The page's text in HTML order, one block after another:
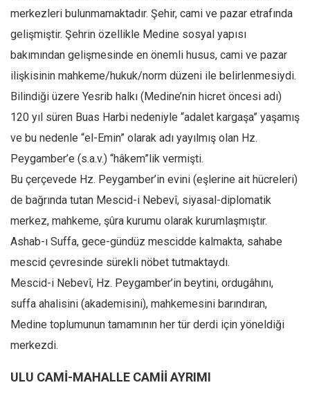
YouTube
Editörden
Mahmut Toptaş
Yvonne Ridley
Barış Tarımcıoğlu
Ömer Kayani
Yusuf Armağan
Hasanali Yıldırım
Leyla Şerif Emin
Selçuk Türkyılmaz
Amina S. Jenenkovic
Esra Elönü
merkezleri bulunmamaktadır. Şehir, cami ve pazar etrafında
gelişmiştir. Şehrin özellikle Medine sosyal yapısı
bakımından gelişmesinde en önemli husus, cami ve pazar
ilişkisinin mahkeme/hukuk/norm düzeni ile belirlenmesiydi.
Bilindiği üzere Yesrib halkı (Medine’nin hicret öncesi adı)
120 yıl süren Buas Harbi nedeniyle “adalet kargaşa” yaşamış
ve bu nedenle “el-Emin” olarak adı yayılmış olan Hz.
Peygamber’e (s.a.v.) “hâkem”lik vermişti.
Bu çerçevede Hz. Peygamber’in evini (eşlerine ait hücreleri)
de bağrında tutan Mescid-i Nebevî, siyasal-diplomatik
merkez, mahkeme, şûra kurumu olarak kurumlaşmıştır.
Ashab-ı Suffa, gece-gündüz mescidde kalmakta, sahabe
mescid çevresinde sürekli nöbet tutmaktaydı.
Mescid-i Nebevî, Hz. Peygamber’in beytini, ordugâhını,
suffa ahalisini (akademisini), mahkemesini barındıran,
Medine toplumunun tamamının her tür derdi için yöneldiği
merkezdi.
ULU CAMİ-MAHALLE CAMİİ AYRIMI